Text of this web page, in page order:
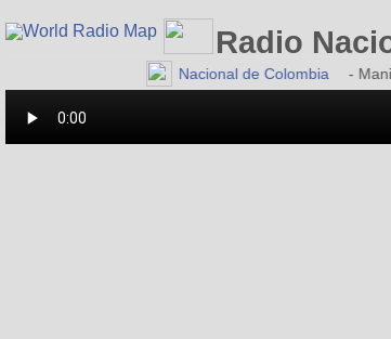
Radio
Radio Nacional de Colombia -